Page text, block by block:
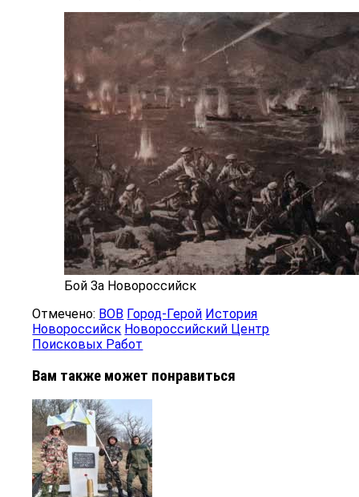
Бой За Новороссийск
Отмечено: ВОВ Город-Герой История
Новороссийск Новороссийский Центр
Поисковых Работ
Вам также может понравиться